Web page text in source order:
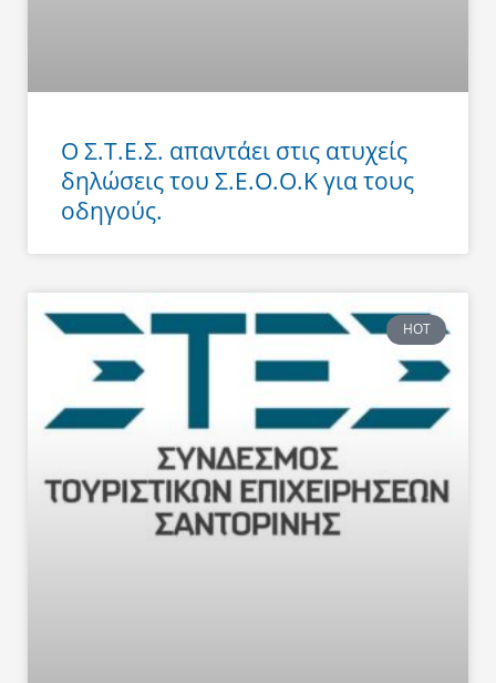
Ο Σ.Τ.Ε.Σ. απαντάει στις ατυχείς
δηλώσεις του Σ.Ε.Ο.Ο.Κ για τους
οδηγούς.
HOT